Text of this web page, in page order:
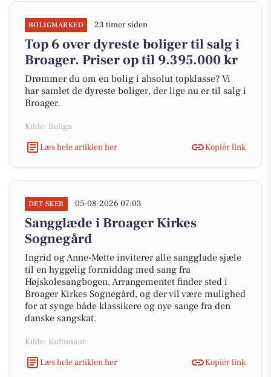
BOLIGMARKED 23 timer siden
Top 6 over dyreste boliger til salg i
Broager. Priser op til 9.395.000 kr
Drømmer du om en bolig i absolut topklasse? Vi
har samlet de dyreste boliger, der lige nu er til salg i
Broager.
Kilde: Boliga
Læs hele artiklen her
Kopiér link
DET SKER 05-08-2026 07:03
Sangglæde i Broager Kirkes
Sognegård
Ingrid og Anne-Mette inviterer alle sangglade sjæle
til en hyggelig formiddag med sang fra
Højskolesangbogen. Arrangementet finder sted i
Broager Kirkes Sognegård, og der vil være mulighed
for at synge både klassikere og nye sange fra den
danske sangskat.
Kilde: Kultunaut
Læs hele artiklen her
Kopiér link